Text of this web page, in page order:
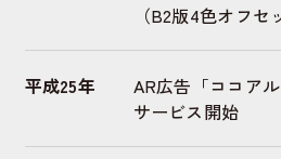
（B2版4色オフセ
平成25年
AR広告「ココアル
サービス開始